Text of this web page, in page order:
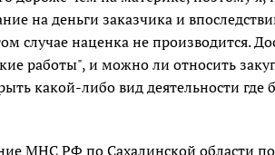
на деньги заказчика и
случае наценка не производится.
работы", и можно ли относить
какой-либо вид деятельности где
МНС РФ по Сахалинской области